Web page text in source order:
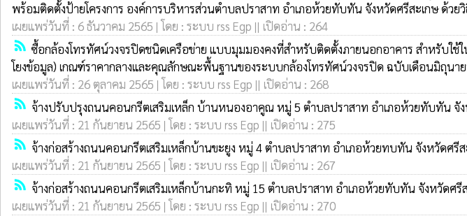
พร้อมติดตั้งป้ายโครงการ องค์การบริหารส่วนตำบลปราสาท อำเภอห้วยทับทัน จังหวัดศรีสะเกษ ด้วย
เผยแพร่วันที่ : 6 ธันวาคม 2565 | โดย : ระบบ rss Egp || เปิดอ่าน : 264
rss_feed ซื้อกล้องโทรทัศน์วงจรปิดชนิดเครือข่าย แบบมุมมองคงที่สำหรับติดตั้งภายนอกอาคาร สำหรับใ
โยงข้อมูล) เกณฑ์ราคากลางและคุณลักษณะพื้นฐานของระบบกล้องโทรทัศน์วงจรปิด ฉบับเดือนมิถุนา
เผยแพร่วันที่ : 26 ตุลาคม 2565 | โดย : ระบบ rss Egp || เปิดอ่าน : 268
rss_feed จ้างปรับปรุงถนนคอนกรีตเสริมเหล็ก บ้านหนองอาคูณ หมู่ 5 ตำบลปราสาท อำเภอห้วยทับทัน จังห
เผยแพร่วันที่ : 21 กันยายน 2565 | โดย : ระบบ rss Egp || เปิดอ่าน : 275
rss_feed จ้างก่อสร้างถนนคอนกรีตเสริมเหล็กบ้านขะยูง หมู่ 4 ตำบลปราสาท อำเภอห้วยทบทัน จังหวัดศรีสะ
เผยแพร่วันที่ : 21 กันยายน 2565 | โดย : ระบบ rss Egp || เปิดอ่าน : 267
rss_feed จ้างก่อสร้างถนนคอนกรีตเสริมเหล็กบ้านกะทิ หมู่ 15 ตำบลปราสาท อำเภอห้วยทับทัน จังหวัดศรีส
เผยแพร่วันที่ : 21 กันยายน 2565 | โดย : ระบบ rss Egp || เปิดอ่าน : 270